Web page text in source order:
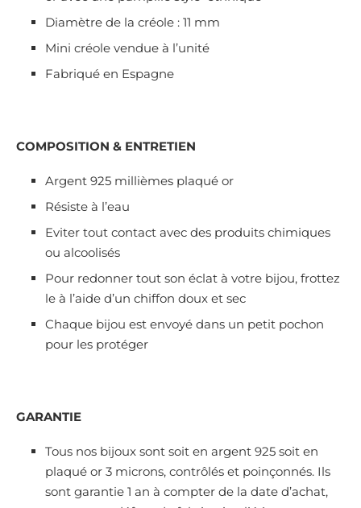
Diamètre de la créole : 11 mm
Mini créole vendue à l’unité
Fabriqué en Espagne
COMPOSITION & ENTRETIEN
Argent 925 millièmes plaqué or
Résiste à l’eau
Eviter tout contact avec des produits chimiques
ou alcoolisés
Pour redonner tout son éclat à votre bijou, frottez
le à l’aide d’un chiffon doux et sec
Chaque bijou est envoyé dans un petit pochon
pour les protéger
GARANTIE
Tous nos bijoux sont soit en argent 925 soit en
plaqué or 3 microns, contrôlés et poinçonnés. Ils
sont garantie 1 an à compter de la date d’achat,